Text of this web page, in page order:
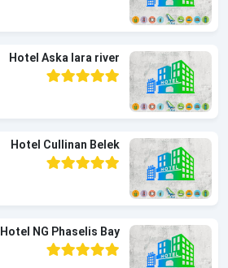
Hotel Aska lara river
Hotel Cullinan Belek
Hotel NG Phaselis Bay